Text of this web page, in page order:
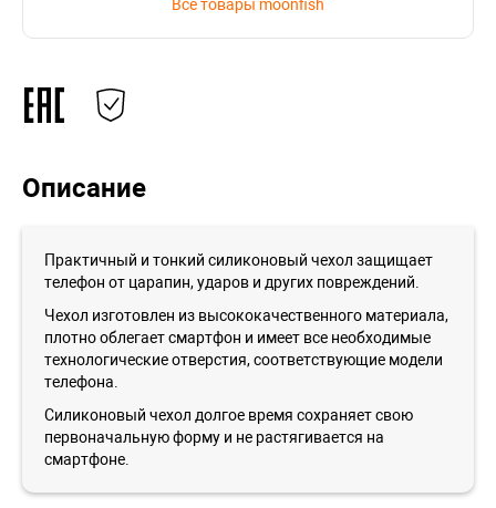
Все товары moonfish
Описание
Практичный и тонкий силиконовый чехол защищает
телефон от царапин, ударов и других повреждений.
Чехол изготовлен из высококачественного материала,
плотно облегает смартфон и имеет все необходимые
технологические отверстия, соответствующие модели
телефона.
Силиконовый чехол долгое время сохраняет свою
первоначальную форму и не растягивается на
смартфоне.